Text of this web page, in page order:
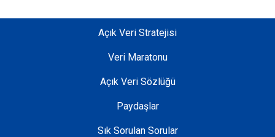
Açık Veri Stratejisi
Veri Maratonu
Açık Veri Sözlüğü
Paydaşlar
Sık Sorulan Sorular